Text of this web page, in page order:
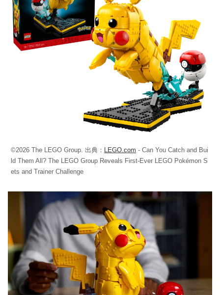
©2026 The LEGO Group. 出典： LEGO.com - Can You Catch and Bui
ld Them All? The LEGO Group Reveals First-Ever LEGO Pokémon S
ets and Trainer Challenge